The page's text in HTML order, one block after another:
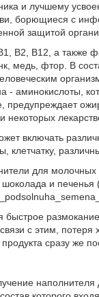
и лучшему
борющиеся с
защитой
B2, B12, а также
медь, фтор. В
- аминокислоты,
некоторых
включать
клетчатку,
для
и
быстрое
с этим,
сразу же